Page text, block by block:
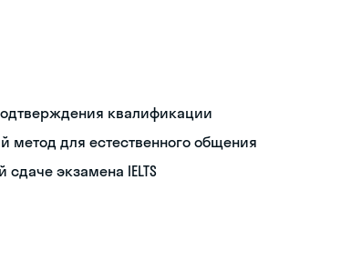
квалификации
метод для естественного общения
сдаче экзамена IELTS